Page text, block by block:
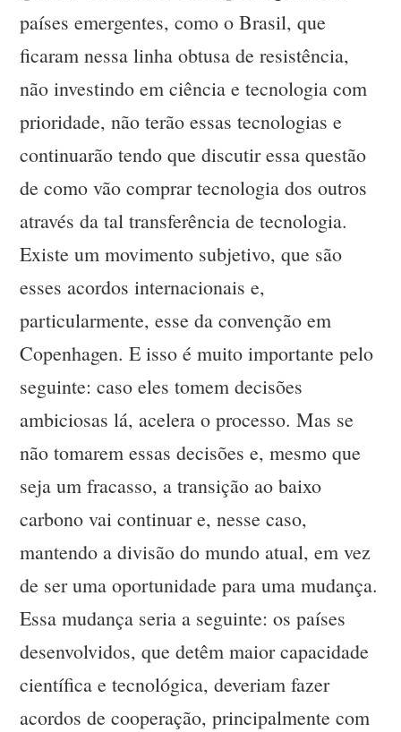
países emergentes, como o Brasil, que
ficaram nessa linha obtusa de resistência,
não investindo em ciência e tecnologia com
prioridade, não terão essas tecnologias e
continuarão tendo que discutir essa questão
de como vão comprar tecnologia dos outros
através da tal transferência de tecnologia.
Existe um movimento subjetivo, que são
esses acordos internacionais e,
particularmente, esse da convenção em
Copenhagen. E isso é muito importante pelo
seguinte: caso eles tomem decisões
ambiciosas lá, acelera o processo. Mas se
não tomarem essas decisões e, mesmo que
seja um fracasso, a transição ao baixo
carbono vai continuar e, nesse caso,
mantendo a divisão do mundo atual, em vez
de ser uma oportunidade para uma mudança.
Essa mudança seria a seguinte: os países
desenvolvidos, que detêm maior capacidade
científica e tecnológica, deveriam fazer
acordos de cooperação, principalmente com